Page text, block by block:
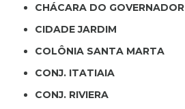
CHÁCARA DO GOVERNADOR
CIDADE JARDIM
COLÔNIA SANTA MARTA
CONJ. ITATIAIA
CONJ. RIVIERA